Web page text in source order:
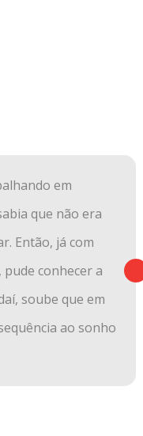
em
que não era
Então, já com
conhecer a
soube que em
ao sonho